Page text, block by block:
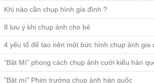
Khi nào cần chụp hình gia đình ?
8 lưu ý khi chụp ảnh cho bé
4 yếu tố để tạo nên một bức hình chụp ảnh
“Bật Mí” phong cách chụp ảnh cưới kiểu hàn
"Bật mí" Phim trường chụp ảnh hàn quốc